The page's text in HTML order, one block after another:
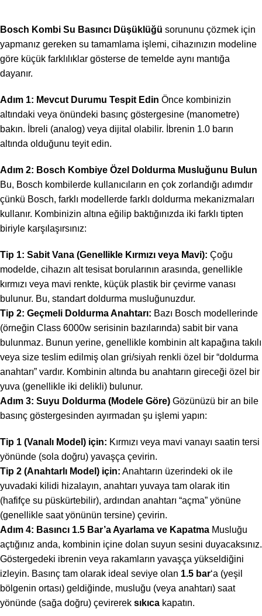
Bosch Kombi Su Basıncı Düşüklüğü sorununu çözmek için
yapmanız gereken su tamamlama işlemi, cihazınızın modeline
göre küçük farklılıklar gösterse de temelde aynı mantığa
dayanır.
Adım 1: Mevcut Durumu Tespit Edin Önce kombinizin
altındaki veya önündeki basınç göstergesine (manometre)
bakın. İbreli (analog) veya dijital olabilir. İbrenin 1.0 barın
altında olduğunu teyit edin.
Adım 2: Bosch Kombiye Özel Doldurma Musluğunu Bulun
Bu, Bosch kombilerde kullanıcıların en çok zorlandığı adımdır
çünkü Bosch, farklı modellerde farklı doldurma mekanizmaları
kullanır. Kombinizin altına eğilip baktığınızda iki farklı tipten
biriyle karşılaşırsınız:
Tip 1: Sabit Vana (Genellikle Kırmızı veya Mavi): Çoğu
modelde, cihazın alt tesisat borularının arasında, genellikle
kırmızı veya mavi renkte, küçük plastik bir çevirme vanası
bulunur. Bu, standart doldurma musluğunuzdur.
Tip 2: Geçmeli Doldurma Anahtarı: Bazı Bosch modellerinde
(örneğin Class 6000w serisinin bazılarında) sabit bir vana
bulunmaz. Bunun yerine, genellikle kombinin alt kapağına takılı
veya size teslim edilmiş olan gri/siyah renkli özel bir “doldurma
anahtarı” vardır. Kombinin altında bu anahtarın gireceği özel bir
yuva (genellikle iki delikli) bulunur.
Adım 3: Suyu Doldurma (Modele Göre) Gözünüzü bir an bile
basınç göstergesinden ayırmadan şu işlemi yapın:
Tip 1 (Vanalı Model) için: Kırmızı veya mavi vanayı saatin tersi
yönünde (sola doğru) yavaşça çevirin.
Tip 2 (Anahtarlı Model) için: Anahtarın üzerindeki ok ile
yuvadaki kilidi hizalayın, anahtarı yuvaya tam olarak itin
(hafifçe su püskürtebilir), ardından anahtarı “açma” yönüne
(genellikle saat yönünün tersine) çevirin.
Adım 4: Basıncı 1.5 Bar’a Ayarlama ve Kapatma Musluğu
açtığınız anda, kombinin içine dolan suyun sesini duyacaksınız.
Göstergedeki ibrenin veya rakamların yavaşça yükseldiğini
izleyin. Basınç tam olarak ideal seviye olan 1.5 bar‘a (yeşil
bölgenin ortası) geldiğinde, musluğu (veya anahtarı) saat
yönünde (sağa doğru) çevirerek sıkıca kapatın.